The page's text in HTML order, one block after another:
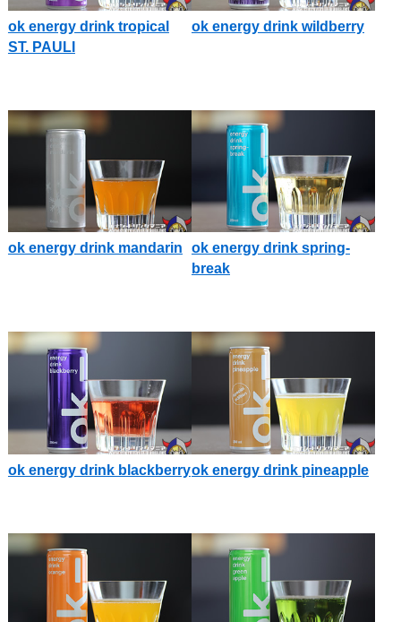
ok energy drink tropical
ST. PAULI
ok energy drink wildberry
ok energy drink mandarin
ok energy drink spring-
break
ok energy drink blackberryok energy drink pineapple